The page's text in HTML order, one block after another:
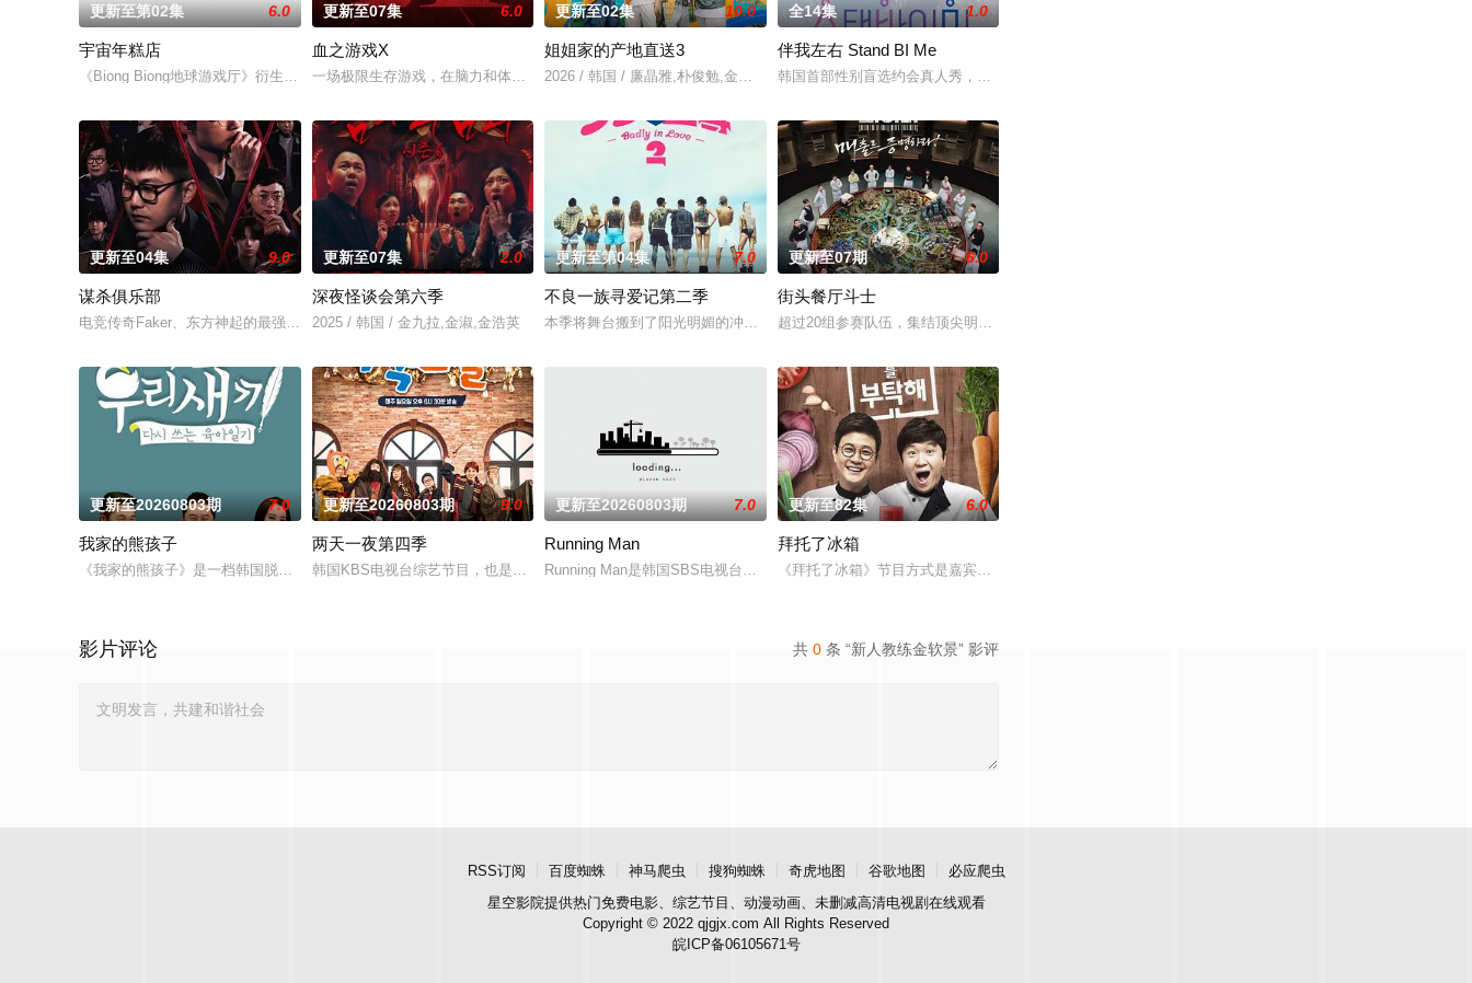
更新至第02集 6.0
宇宙年糕店
《Biong Biong地球游戏厅》衍生综艺
更新至07集 6.0
血之游戏X
一场极限生存游戏，在脑力和体力最强的玩家之间回归团战。
更新至02集 10.0
姐姐家的产地直送3
2026 / 韩国 / 廉晶雅,朴俊勉,金珍荣
全14集 1.0
伴我左右 Stand BI Me
韩国首部性别盲选约会真人秀，展现多样爱情的可能性。 他爱她，他爱他，她爱她。 是兄弟，是姐妹，是情
更新至04集 9.0
谋杀俱乐部
电竞传奇Faker、东方神起的最强昌珉、TXT的杋圭等神级阵容破天荒集结，同场大玩推理游戏！面对真真假假的线索和无处不在的心理博弈，究竟
更新至07集 2.0
深夜怪谈会第六季
2025 / 韩国 / 金九拉,金淑,金浩英
更新至第04集 7.0
不良一族寻爱记第二季
本季将舞台搬到了阳光明媚的冲绳，来自日本各地的暴走族与不良男女齐聚新学校。他们将带着各自复杂的过去在海边展开共同生活，不仅直面碰
更新至07期 6.0
街头餐厅斗士
超过20组参赛队伍，集结顶尖明星主厨与尚未被发掘的料理高手！在美食与料理节目泛滥的时代，2026 年，
更新至20260803期 7.0
我家的熊孩子
《我家的熊孩子》是一档韩国脱口秀节目。节目主要关注家长与孩子之间的问题。你对孩子了解多少？今天孩子和谁见面了，又发生了什么样的故事？孩子
更新至20260803期 9.0
两天一夜第四季
韩国KBS电视台综艺节目，也是该台Happy Sunday的长寿环节之一。标榜真实野生道路真人秀，描绘6个男人横冲直撞背包旅行的旅行综艺
更新至20260803期 7.0
Running Man
Running Man是韩国SBS电视台周末娱乐节目《星期天真好》新的版块，是韩国著名主持人刘在石自“家族诞生”第一季结束后时隔五个月接
更新至82集 6.0
拜托了冰箱
《拜托了冰箱》节目方式是嘉宾和自己家里的冰箱一起到节目现场，六位厨师直接使用冰箱里的原材料，用最
共 0 条 “新人教练金软景” 影评
影片评论
RSS订阅 百度蜘蛛 神马爬虫 搜狗蜘蛛 奇虎地图 谷歌地图
必应爬虫
星空影院提供热门免费电影、综艺节目、动漫动画、未删减高清电视剧在线观看
Copyright © 2022 qjgjx.com All Rights Reserved
皖ICP备06105671号